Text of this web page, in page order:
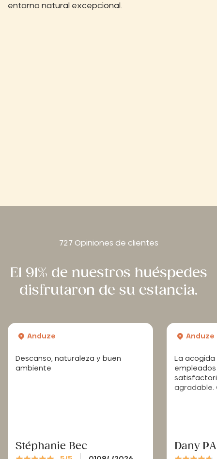
entorno natural excepcional.
727 Opiniones de clientes
El 91% de nuestros huéspedes
disfrutaron de su estancia.
Anduze
Descanso, naturaleza y buen
ambiente
Stéphanie Bec
Anduze
La
agradable.
Dany